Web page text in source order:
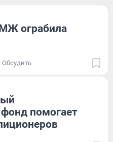
ограбила
Обсудить
помогает